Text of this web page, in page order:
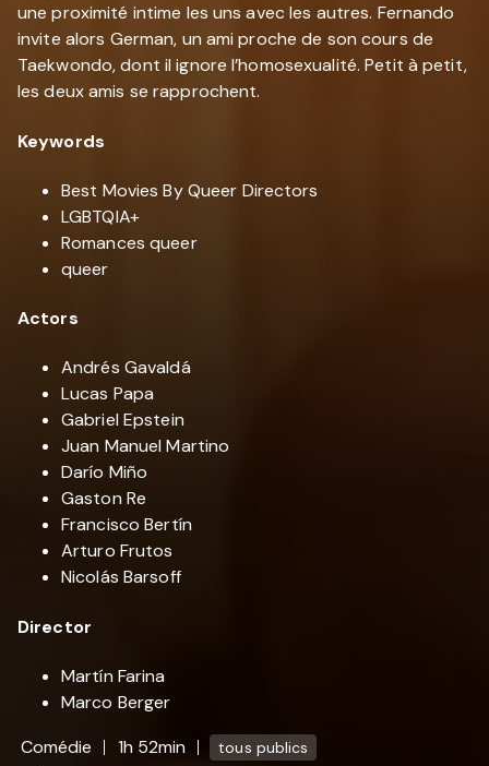
une proximité intime les uns avec les autres. Fernando
invite alors German, un ami proche de son cours de
Taekwondo, dont il ignore l’homosexualité. Petit à petit,
les deux amis se rapprochent.
Keywords
Best Movies By Queer Directors
LGBTQIA+
Romances queer
queer
Actors
Andrés Gavaldá
Lucas Papa
Gabriel Epstein
Juan Manuel Martino
Darío Miño
Gaston Re
Francisco Bertín
Arturo Frutos
Nicolás Barsoff
Director
Martín Farina
Marco Berger
Comédie
1h 52min tous publics